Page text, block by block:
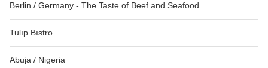
Berlin / Germany - The Taste of Beef and Seafood
Tulıp Bıstro
Abuja / Nigeria